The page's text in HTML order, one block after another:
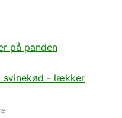
på panden
svinekød - lækker